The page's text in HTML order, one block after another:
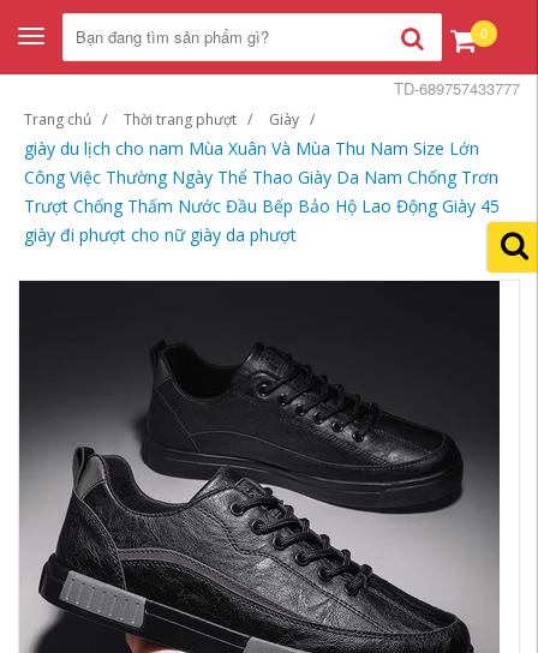
Toggle
navigation
0
Trang chủ Thời trang phượt Giày
giày du lịch cho nam Mùa Xuân Và Mùa Thu Nam Size Lớn
Công Việc Thường Ngày Thể Thao Giày Da Nam Chống Trơn
Trượt Chống Thấm Nước Đầu Bếp Bảo Hộ Lao Động Giày 45
giày đi phượt cho nữ giày da phượt
TD-689757433777